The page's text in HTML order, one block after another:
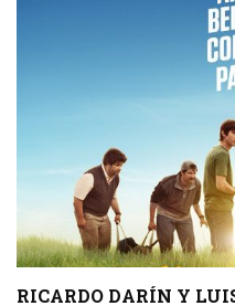
RICARDO DARÍN Y